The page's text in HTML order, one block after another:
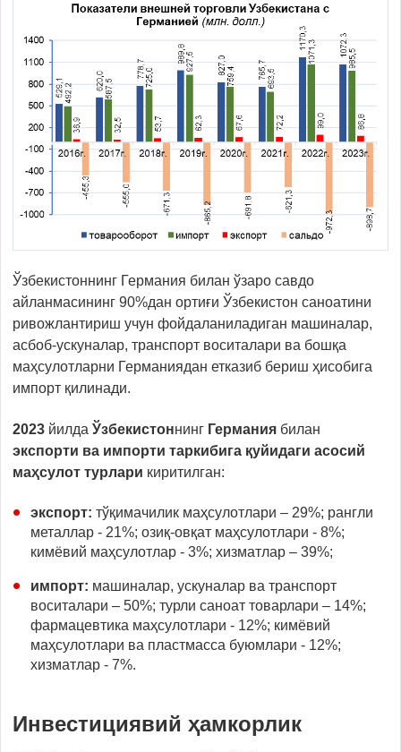
Ўзбекистоннинг Германия билан ўзаро савдо
айланмасининг 90%дан ортиғи Ўзбекистон саноатини
ривожлантириш учун фойдаланиладиган машиналар,
асбоб-ускуналар, транспорт воситалари ва бошқа
маҳсулотларни Германиядан етказиб бериш ҳисобига
импорт қилинади.
2023 йилда Ўзбекистоннинг Германия билан
экспорти ва импорти таркибига қуйидаги асосий
маҳсулот турлари киритилган:
экспорт: тўқимачилик маҳсулотлари – 29%; рангли
металлар - 21%; озиқ-овқат маҳсулотлари - 8%;
кимёвий маҳсулотлар - 3%; хизматлар – 39%;
импорт: машиналар, ускуналар ва транспорт
воситалари – 50%; турли саноат товарлари – 14%;
фармацевтика маҳсулотлари - 12%; кимёвий
маҳсулотлари ва пластмасса буюмлари - 12%;
хизматлар - 7%.
Инвестициявий ҳамкорлик